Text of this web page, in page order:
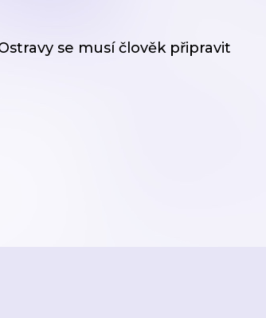
se musí člověk připravit